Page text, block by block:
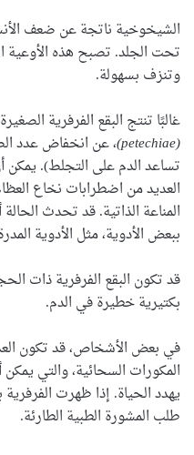
الشيخوخية ناتجة عن ضعف
تحت الجلد. تصبح هذه الأوعية
وتنزف بسهولة.
غالبًا تنتج البقع الفرفرية
(petechiae)
، عن انخفاض عدد
تساعد الدم على التجلط). يمكن
العديد من اضطرابات نخاع
المناعة الذاتية. قد تحدث الحالة
ببعض الأدوية، مثل الأدوية
قد تكون البقع الفرفرية ذات
بكتيرية خطيرة في الدم.
في بعض الأشخاص، قد تكون
المكورات السحائية، والتي
يهدد الحياة. إذا ظهرت
طلب المشورة الطبية الطارئة.